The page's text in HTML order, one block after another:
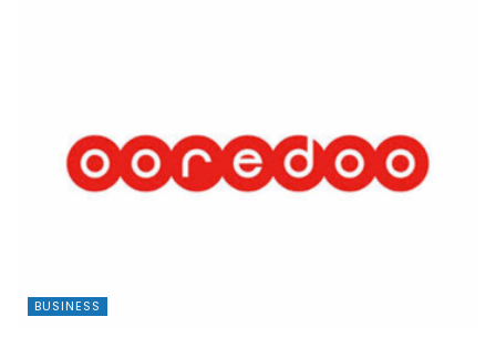
BUSINESS